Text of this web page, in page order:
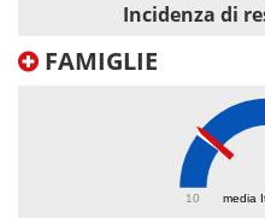
Incidenza di
FAMIGLIE
media
10